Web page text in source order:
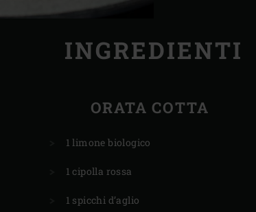
INGREDIENTI
ORATA COTTA
1 limone biologico
1 cipolla rossa
1 spicchi d’aglio